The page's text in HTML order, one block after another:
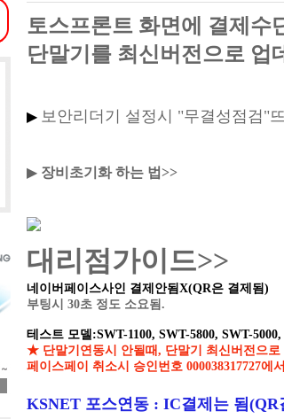
토스프론트 화면에 결제수
단말기를 최신버전으로 업
▶ 보안리더기 설정시 "무결성점검"
▶ 장비초기화 하는 법>>
대리점가이드>>
네이버페이스사인 결제안됨X(QR은 결제됨)
부팅시 30초 정도 소요됨.
테스트 모델:SWT-1100, SWT-5800, SWT-
★ 단말기연동시 안될때, 단말기 최신버전으로
페이스페이 취소시 승인번호 000038317727에
KSNET 포스연동 : IC결제는 됨